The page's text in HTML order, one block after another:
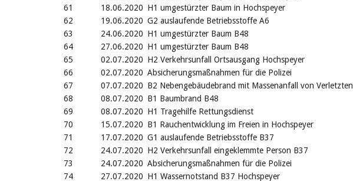
61
18.06.2020 H1 umgestürzter Baum in Hochspeyer
62
19.06.2020 G2 auslaufende Betriebsstoffe A6
63
24.06.2020 H1 umgestürzter Baum B48
64
27.06.2020 H1 umgestürzter Baum B48
65
02.07.2020 H2 Verkehrsunfall Ortsausgang Hochspeyer
66
02.07.2020 Absicherungsmaßnahmen für die Polizei
67
07.07.2020 B2 Nebengebäudebrand mit Massenanfall von Verletzten
68
08.07.2020 B1 Baumbrand B48
69
08.07.2020 H1 Tragehilfe Rettungsdienst
70
15.07.2020 B1 Rauchentwicklung im Freien in Hochspeyer
71
17.07.2020 G1 auslaufende Betriebsstoffe B37
72
24.07.2020 H2 Verkehrsunfall eingeklemmte Person B37
73
24.07.2020 Absicherungsmaßnahmen für die Polizei
74
27.07.2020 H1 Wassernotstand B37 Hochspeyer